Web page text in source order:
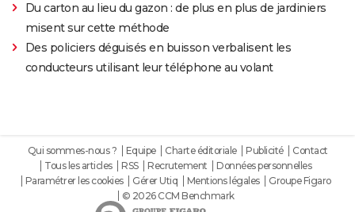
Du carton au lieu du gazon : de plus en plus de jardiniers
misent sur cette méthode
Des policiers déguisés en buisson verbalisent les
conducteurs utilisant leur téléphone au volant
Qui sommes-nous ? Equipe Charte éditoriale Publicité
Contact
Tous les articles
RSS Recrutement
Données personnelles
Paramétrer les cookies
Gérer Utiq Mentions légales
Groupe Figaro
© 2026 CCM Benchmark